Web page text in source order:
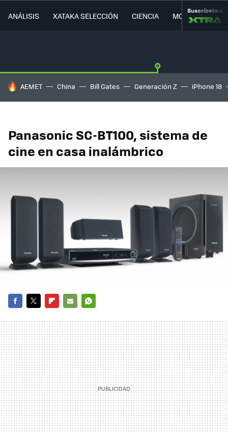
ANÁLISIS XATAKA SELECCIÓN CIENCIA MOVILIDAD
Suscríbete a
HOY SE HABLA DE
AEMET China Bill Gates Generación Z iPhone 18
Panasonic SC-BT100, sistema de
cine en casa inalámbrico
MAIL